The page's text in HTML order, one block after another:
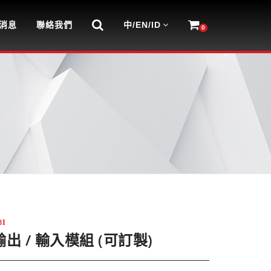
息 聯絡我們 0
中/EN/ID
出 / 輸入模組 (可訂製)